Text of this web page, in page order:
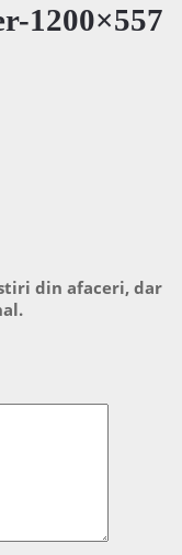
1200×557
din afaceri, dar